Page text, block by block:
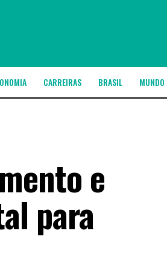
CARREIRAS BRASIL MUNDO
e
para